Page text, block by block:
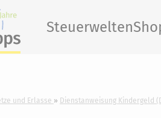
Steuerwelten
und Erlasse Dienstanweisung Kindergeld